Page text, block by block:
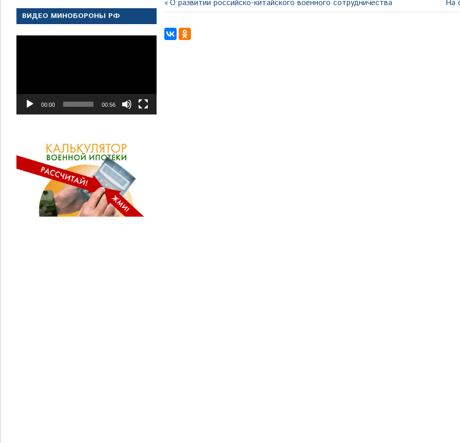
Навигация
записям
Предыдущая
запись:
О развитии российско-китайского военного сотрудничества На
ВИДЕО МИНОБОРОНЫ РФ
00:00 00:56